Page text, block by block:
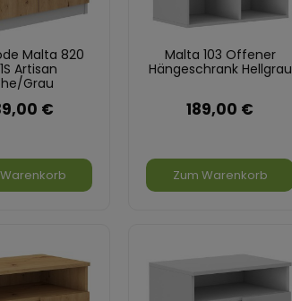
Malta 820
Artisan
Grau
€
Malta 103 Offener
Hängeschrank Hellgrau
189,00 €
Zum Warenkorb